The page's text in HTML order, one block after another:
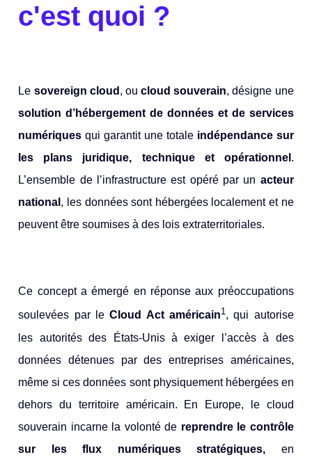
c'est quoi ?
Le sovereign cloud , oucloud souverain, désigne une
solution d’hébergement de données et de services
numériques qui garantit une totale indépendance sur
les plans juridique, technique et opérationnel .
L’ensemble de l’infrastructure est opéré par un acteur
national , les données sont hébergées localement et ne
peuvent être soumises à des lois extraterritoriales.
Ce concept a émergé en réponse aux préoccupations
soulevées par leCloud Act américain1, qui autorise
les autorités des États-Unis à exiger l’accès à des
données détenues par des entreprises américaines,
même si ces données sont physiquement hébergées en
dehors du territoire américain. En Europe, le cloud
souverain incarne la volonté de reprendre le contrôle
sur les flux numériques stratégiques, en